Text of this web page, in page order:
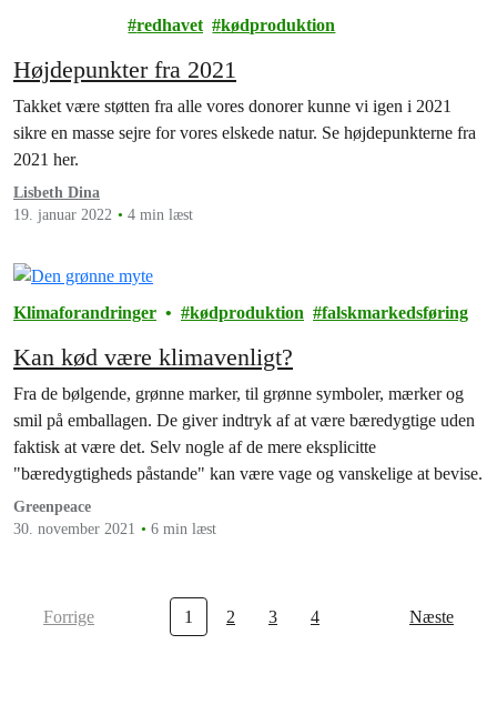
redhavet
kødproduktion
Højdepunkter fra 2021
Takket være støtten fra alle vores donorer kunne vi igen i 2021
sikre en masse sejre for vores elskede natur. Se højdepunkterne fra
2021 her.
Lisbeth Dina
19. januar 2022
4 min læst
Klimaforandringer kødproduktion falskmarkedsføring
Kan kød være klimavenligt?
Fra de bølgende, grønne marker, til grønne symboler, mærker og
smil på emballagen. De giver indtryk af at være bæredygtige uden
faktisk at være det. Selv nogle af de mere eksplicitte
"bæredygtigheds påstande" kan være vage og vanskelige at bevise.
Greenpeace
30. november 2021
6 min læst
Forrige 1 2 3 4 Næste